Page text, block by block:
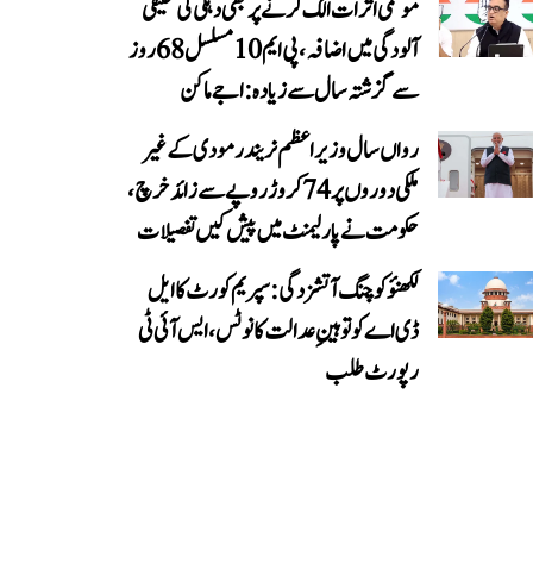
موسمی اثرات الگ کرنے پر بھی دہلی کی حقیقی
آلودگی میں اضافہ، پی ایم 10 مسلسل 68 روز
سے گزشتہ سال سے زیادہ: اجے ماکن
رواں سال وزیر اعظم نریندر مودی کے غیر
ملکی دوروں پر 74 کروڑ روپے سے زائد خرچ،
حکومت نے پارلیمنٹ میں پیش کیں تفصیلات
لکھنؤ کوچنگ آتشزدگی: سپریم کورٹ کا ایل
ڈی اے کو توہینِ عدالت کا نوٹس، ایس آئی ٹی
رپورٹ طلب